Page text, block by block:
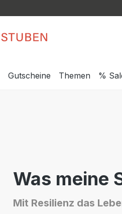
Gutscheine Themen %
Was meine
Mit Resilienz das